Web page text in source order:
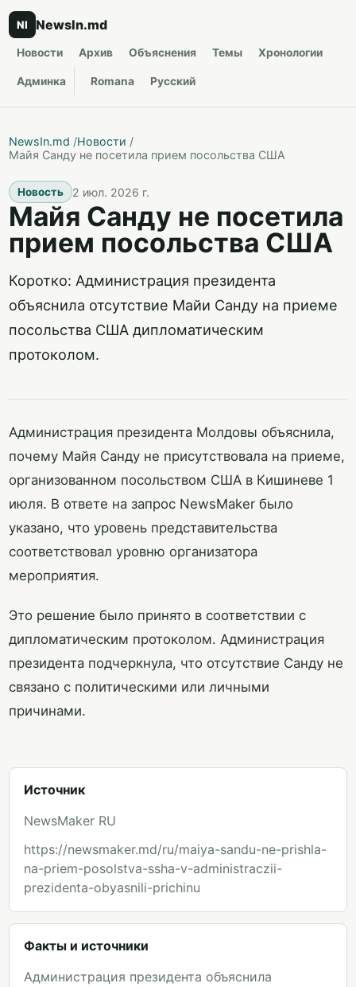
NI NewsIn.md
Новости Архив Объяснения Темы Хронологии
Админка Romana Русский
NewsIn.md /Новости /
Майя Санду не посетила прием посольства США
Новость 2 июл. 2026 г.
Майя Санду не посетила
прием посольства США
Коротко: Администрация президента
объяснила отсутствие Майи Санду на приеме
посольства США дипломатическим
протоколом.
Администрация президента Молдовы объяснила,
почему Майя Санду не присутствовала на приеме,
организованном посольством США в Кишиневе 1
июля. В ответе на запрос NewsMaker было
указано, что уровень представительства
соответствовал уровню организатора
мероприятия.
Это решение было принято в соответствии с
дипломатическим протоколом. Администрация
президента подчеркнула, что отсутствие Санду не
связано с политическими или личными
причинами.
Источник
NewsMaker RU
https://newsmaker.md/ru/maiya-sandu-ne-prishla-
na-priem-posolstva-ssha-v-administraczii-
prezidenta-obyasnili-prichinu
Факты и источники
Администрация президента объяснила